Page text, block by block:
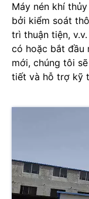
Máy nén khí
bởi kiểm soát
trì thuận tiện,
có hoặc bắt đầu
mới, chúng tôi
tiết và hỗ trợ kỹ